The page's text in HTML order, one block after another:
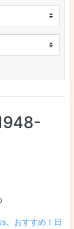
、 おすすめ！日